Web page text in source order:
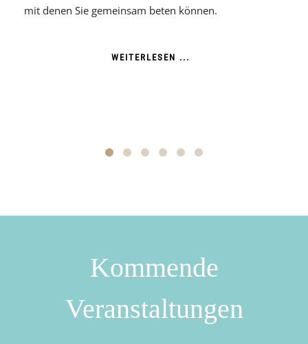
mit denen Sie gemeinsam beten können.
WEITERLESEN ...
Kommende
Veranstaltungen